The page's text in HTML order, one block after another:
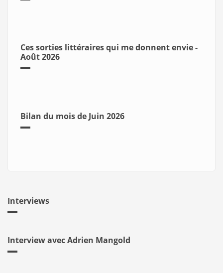
Ces sorties littéraires qui me donnent envie -
Août 2026
Bilan du mois de Juin 2026
Interviews
Interview avec Adrien Mangold